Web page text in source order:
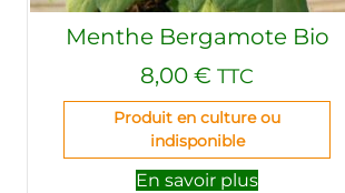
Menthe Bergamote Bio
8,00 € TTC
Produit en culture ou
indisponible
En savoir plus